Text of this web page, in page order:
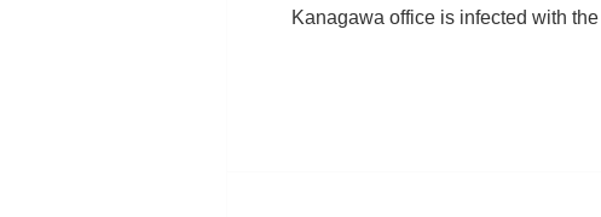
Kanagawa office is infected with